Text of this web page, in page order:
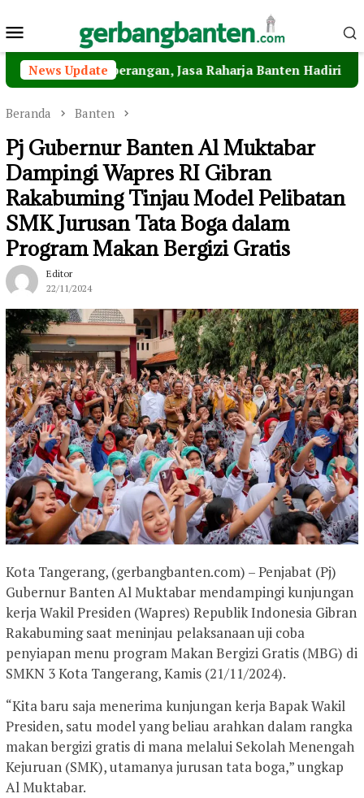
ke
Menu
Mobile
News UpdateJasa Raharja Banten Hadiri Peresmian
Beranda Banten
Pj Gubernur Banten Al Muktabar
Dampingi Wapres RI Gibran
Rakabuming Tinjau Model Pelibatan
SMK Jurusan Tata Boga dalam
Program Makan Bergizi Gratis
Editor
22/11/2024
Kota Tangerang, (gerbangbanten.com) – Penjabat (Pj)
Gubernur Banten Al Muktabar mendampingi kunjungan
kerja Wakil Presiden (Wapres) Republik Indonesia Gibran
Rakabuming saat meninjau pelaksanaan uji coba
penyiapan menu program Makan Bergizi Gratis (MBG) di
SMKN 3 Kota Tangerang, Kamis (21/11/2024).
“Kita baru saja menerima kunjungan kerja Bapak Wakil
Presiden, satu model yang beliau arahkan dalam rangka
makan bergizi gratis di mana melalui Sekolah Menengah
Kejuruan (SMK), utamanya jurusan tata boga,” ungkap
Al Muktabar.